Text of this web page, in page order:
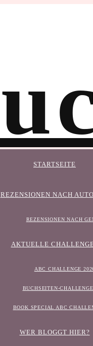
STARTSEITE
REZENSIONEN NACH
REZENSIONEN NACH
AKTUELLE
ABC CHALLENGE
BUCHSEITEN-
BOOK SPECIAL ABC
WER BLOGGT HIER?